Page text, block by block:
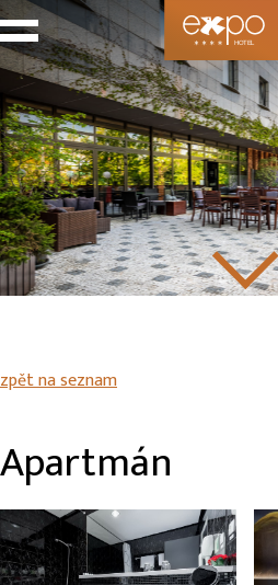
zpět na seznam
Apartmán